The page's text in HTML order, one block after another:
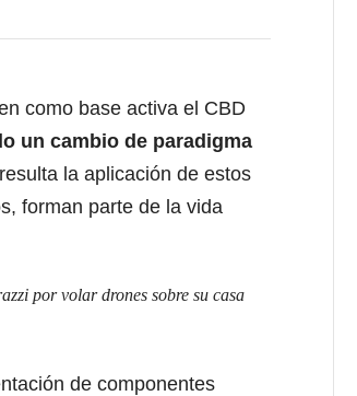
como base activa el CBD
un cambio de paradigma
la aplicación de estos
forman parte de la vida
por volar drones sobre su casa
de componentes